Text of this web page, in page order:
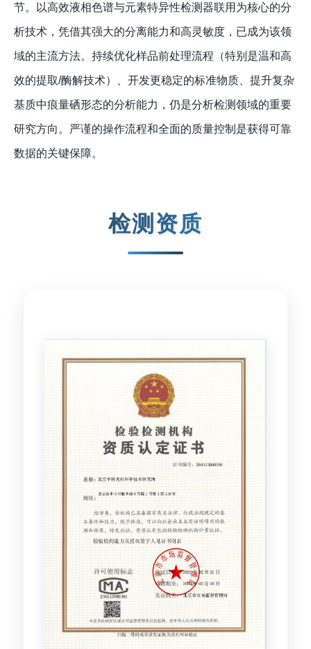
节。以高效液相色谱与元素特异性检测器联用为核心的分
析技术，凭借其强大的分离能力和高灵敏度，已成为该领
域的主流方法。持续优化样品前处理流程（特别是温和高
效的提取/酶解技术）、开发更稳定的标准物质、提升复杂
基质中痕量硒形态的分析能力，仍是分析检测领域的重要
研究方向。严谨的操作流程和全面的质量控制是获得可靠
数据的关键保障。
检测资质